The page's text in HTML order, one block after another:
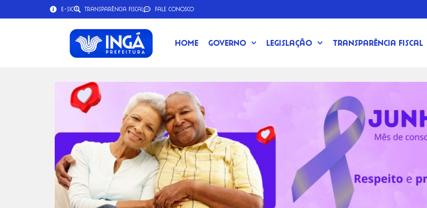
e-SIC Transparência Fiscal Fale Conosco
Home Governo Legislação Transparência Fiscal